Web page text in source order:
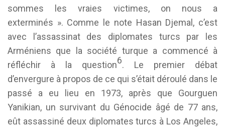
sommes les vraies victimes, on nous a
exterminés ». Comme le note Hasan Djemal, c’est
avec l’assassinat des diplomates turcs par les
Arméniens que la société turque a commencé à
réfléchir à la question6. Le premier débat
d’envergure à propos de ce qui s’était déroulé dans le
passé a eu lieu en 1973, après que Gourguen
Yanikian, un survivant du Génocide âgé de 77 ans,
eût assassiné deux diplomates turcs à Los Angeles,